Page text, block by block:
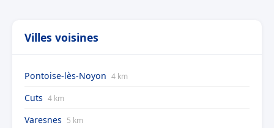
Villes voisines
Pontoise-lès-Noyon 4 km
Cuts 4 km
Varesnes 5 km